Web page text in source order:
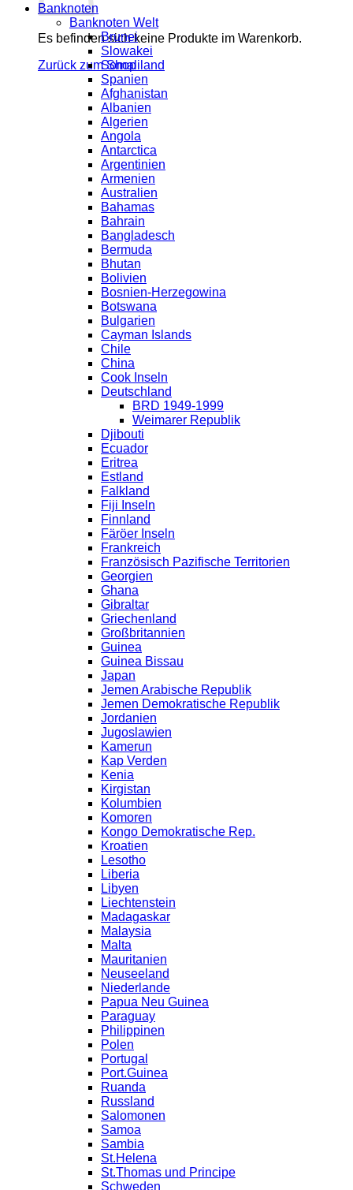
Es befinden sich keine Produkte im Warenkorb.
Zurück zum Shop
Banknoten
Banknoten Welt
Brunei
Slowakei
Somaliland
Spanien
Afghanistan
Albanien
Algerien
Angola
Antarctica
Argentinien
Armenien
Australien
Bahamas
Bahrain
Bangladesch
Bermuda
Bhutan
Bolivien
Bosnien-Herzegowina
Botswana
Bulgarien
Cayman Islands
Chile
China
Cook Inseln
Deutschland
BRD 1949-1999
Weimarer Republik
Djibouti
Ecuador
Eritrea
Estland
Falkland
Fiji Inseln
Finnland
Färöer Inseln
Frankreich
Französisch Pazifische Territorien
Georgien
Ghana
Gibraltar
Griechenland
Großbritannien
Guinea
Guinea Bissau
Japan
Jemen Arabische Republik
Jemen Demokratische Republik
Jordanien
Jugoslawien
Kamerun
Kap Verden
Kenia
Kirgistan
Kolumbien
Komoren
Kongo Demokratische Rep.
Kroatien
Lesotho
Liberia
Libyen
Liechtenstein
Madagaskar
Malaysia
Malta
Mauritanien
Neuseeland
Niederlande
Papua Neu Guinea
Paraguay
Philippinen
Polen
Portugal
Port.Guinea
Ruanda
Russland
Salomonen
Samoa
Sambia
St.Helena
St.Thomas und Principe
Schweden